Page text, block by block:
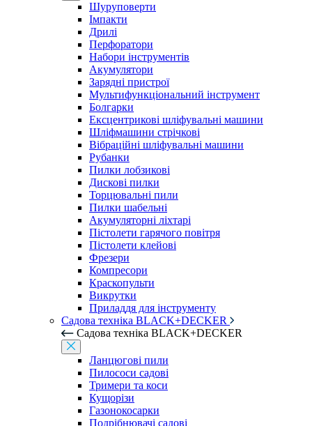
Шуруповерти
Імпакти
Дрилі
Перфоратори
Набори інструментів
Акумулятори
Зарядні пристрої
Мультифункціональний інструмент
Болгарки
Ексцентрикові шліфувальні машини
Шліфмашини стрічкові
Вібраційні шліфувальні машини
Рубанки
Пилки лобзикові
Дискові пилки
Торцювальні пили
Пилки шабельні
Акумуляторні ліхтарі
Пістолети гарячого повітря
Пістолети клейові
Фрезери
Компресори
Краскопульти
Викрутки
Приладдя для інструменту
Садова техніка BLACK+DECKER
Садова техніка BLACK+DECKER
Ланцюгові пили
Пилососи садові
Тримери та коси
Кущорізи
Газонокосарки
Подрібнювачі садові